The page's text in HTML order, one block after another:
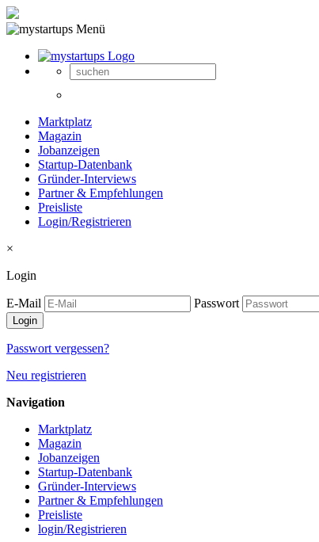
Marktplatz
Magazin
Jobanzeigen
Startup-Datenbank
Gründer-Interviews
Partner & Empfehlungen
Preisliste
Login/Registrieren
×
Login
E-Mail Passwort
Passwort vergessen?
Neu registrieren
Navigation
Marktplatz
Magazin
Jobanzeigen
Startup-Datenbank
Gründer-Interviews
Partner & Empfehlungen
Preisliste
login/Registrieren